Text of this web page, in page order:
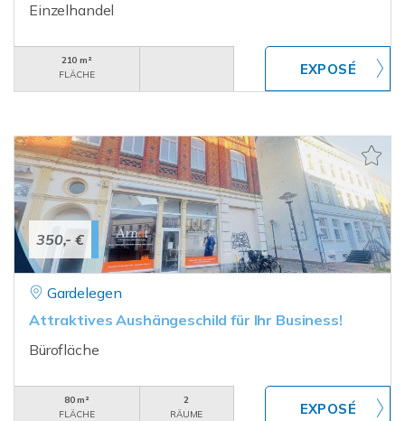
Einzelhandel
210 m²
FLÄCHE
350,- €
Gardelegen
Attraktives Aushängeschild für Ihr Business!
Bürofläche
80 m²
FLÄCHE
2
RÄUME